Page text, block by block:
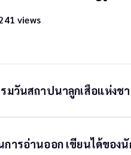
views
มวันสถาปนาลูกเสือแห่งช
การอ่านออก เขียนได้ของ